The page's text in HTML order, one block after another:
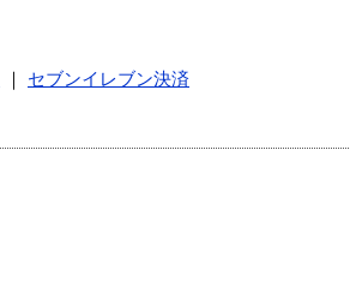
セブンイレブン決済